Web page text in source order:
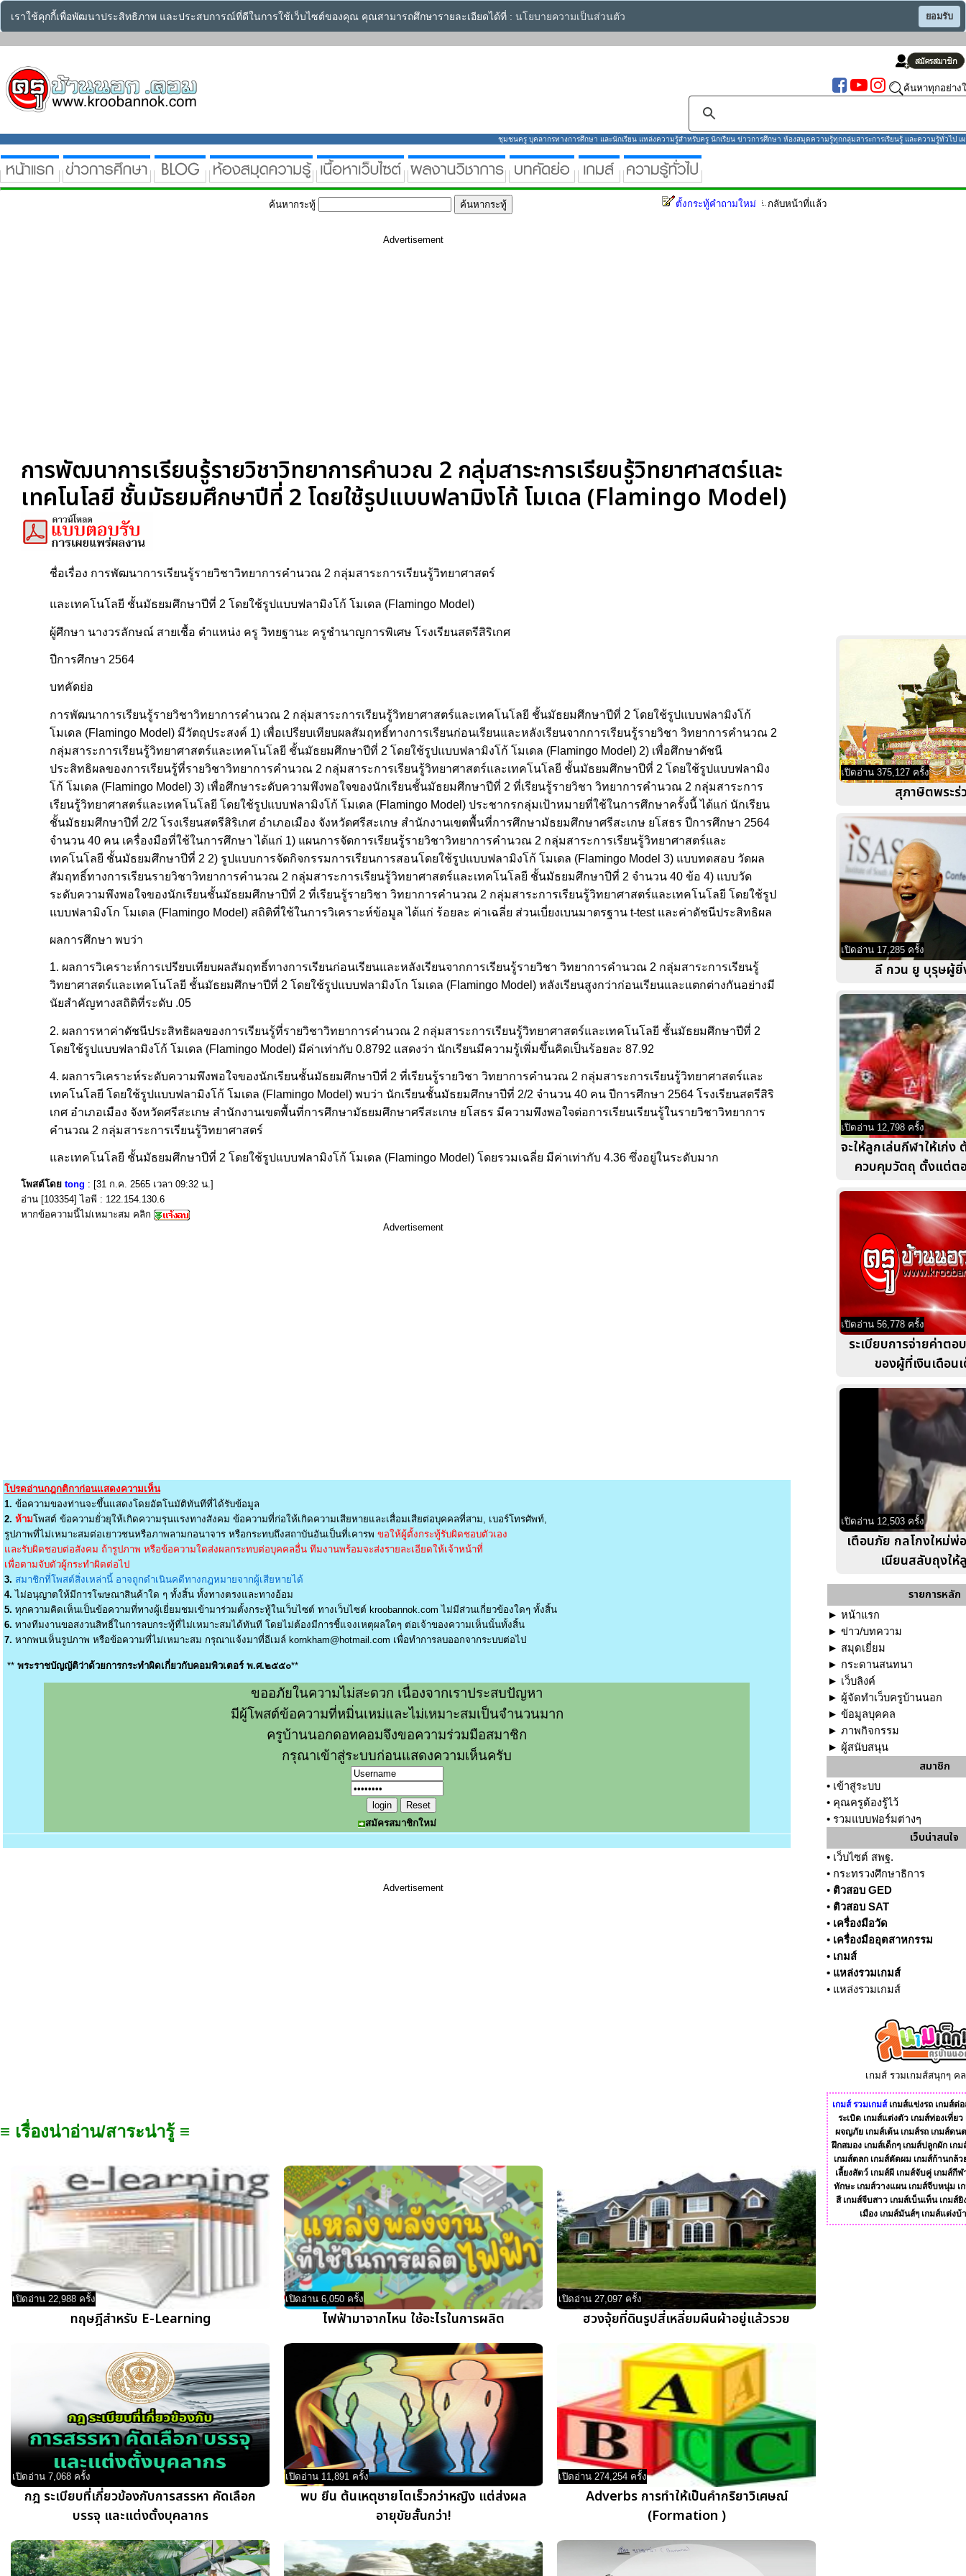
เราใช้คุกกี้เพื่อพัฒนาประสิทธิภาพ และประสบการณ์ที่ดีในการใช้เว็บไซต์ของคุณ คุณสามารถศึกษารายละเอียดได้ที่ : นโยบายความเป็นส่วนตัว ยอมรับ
ค้นหาทุกอย่าง
ชุมชนครู บุคลากรทางการศึกษา และนักเรียน แหล่งความรู้สำหรับครู นักเรียน ข่าวการศึกษา ห้องสมุดความรู้ทุกกลุ่มสาระการเรียนรู้ และความรู้ทั่วไป เ
ค้นหากระทู้ ตั้งกระทู้คำถามใหม่ กลับหน้าที่แล้ว
Advertisement
การพัฒนาการเรียนรู้รายวิชาวิทยาการคำนวณ 2 กลุ่มสาระการเรียนรู้วิทยาศาสตร์และ
เทคโนโลยี ชั้นมัธยมศึกษาปีที่ 2 โดยใช้รูปแบบฟลามิงโก้ โมเดล (Flamingo Model)
ชื่อเรื่อง การพัฒนาการเรียนรู้รายวิชาวิทยาการคำนวณ 2 กลุ่มสาระการเรียนรู้วิทยาศาสตร์
และเทคโนโลยี ชั้นมัธยมศึกษาปีที่ 2 โดยใช้รูปแบบฟลามิงโก้ โมเดล (Flamingo Model)
ผู้ศึกษา นางวรลักษณ์ สายเชื้อ ตำแหน่ง ครู วิทยฐานะ ครูชำนาญการพิเศษ โรงเรียนสตรีสิริเกศ
ปีการศึกษา 2564
บทคัดย่อ
การพัฒนาการเรียนรู้รายวิชาวิทยาการคำนวณ 2 กลุ่มสาระการเรียนรู้วิทยาศาสตร์และเทคโนโลยี ชั้นมัธยมศึกษาปีที่ 2 โดยใช้รูปแบบฟลามิงโก้
โมเดล (Flamingo Model) มีวัตถุประสงค์ 1) เพื่อเปรียบเทียบผลสัมฤทธิ์ทางการเรียนก่อนเรียนและหลังเรียนจากการเรียนรู้รายวิชา วิทยาการคำนวณ 2
กลุ่มสาระการเรียนรู้วิทยาศาสตร์และเทคโนโลยี ชั้นมัธยมศึกษาปีที่ 2 โดยใช้รูปแบบฟลามิงโก้ โมเดล (Flamingo Model) 2) เพื่อศึกษาดัชนี
ประสิทธิผลของการเรียนรู้ที่รายวิชาวิทยาการคำนวณ 2 กลุ่มสาระการเรียนรู้วิทยาศาสตร์และเทคโนโลยี ชั้นมัธยมศึกษาปีที่ 2 โดยใช้รูปแบบฟลามิง
โก้ โมเดล (Flamingo Model) 3) เพื่อศึกษาระดับความพึงพอใจของนักเรียนชั้นมัธยมศึกษาปีที่ 2 ที่เรียนรู้รายวิชา วิทยาการคำนวณ 2 กลุ่มสาระการ
เรียนรู้วิทยาศาสตร์และเทคโนโลยี โดยใช้รูปแบบฟลามิงโก้ โมเดล (Flamingo Model) ประชากรกลุ่มเป้าหมายที่ใช้ในการศึกษาครั้งนี้ ได้แก่ นักเรียน
ชั้นมัธยมศึกษาปีที่ 2/2 โรงเรียนสตรีสิริเกศ อำเภอเมือง จังหวัดศรีสะเกษ สำนักงานเขตพื้นที่การศึกษามัธยมศึกษาศรีสะเกษ ยโสธร ปีการศึกษา 2564
จำนวน 40 คน เครื่องมือที่ใช้ในการศึกษา ได้แก่ 1) แผนการจัดการเรียนรู้รายวิชาวิทยาการคำนวณ 2 กลุ่มสาระการเรียนรู้วิทยาศาสตร์และ
เทคโนโลยี ชั้นมัธยมศึกษาปีที่ 2 2) รูปแบบการจัดกิจกรรมการเรียนการสอนโดยใช้รูปแบบฟลามิงโก้ โมเดล (Flamingo Model 3) แบบทดสอบ วัดผล
สัมฤทธิ์ทางการเรียนรายวิชาวิทยาการคำนวณ 2 กลุ่มสาระการเรียนรู้วิทยาศาสตร์และเทคโนโลยี ชั้นมัธยมศึกษาปีที่ 2 จำนวน 40 ข้อ 4) แบบวัด
ระดับความพึงพอใจของนักเรียนชั้นมัธยมศึกษาปีที่ 2 ที่เรียนรู้รายวิชา วิทยาการคำนวณ 2 กลุ่มสาระการเรียนรู้วิทยาศาสตร์และเทคโนโลยี โดยใช้รูป
แบบฟลามิงโก โมเดล (Flamingo Model) สถิติที่ใช้ในการวิเคราะห์ข้อมูล ได้แก่ ร้อยละ ค่าเฉลี่ย ส่วนเบี่ยงเบนมาตรฐาน t-test และค่าดัชนีประสิทธิผล
ผลการศึกษา พบว่า
1. ผลการวิเคราะห์การเปรียบเทียบผลสัมฤทธิ์ทางการเรียนก่อนเรียนและหลังเรียนจากการเรียนรู้รายวิชา วิทยาการคำนวณ 2 กลุ่มสาระการเรียนรู้
วิทยาศาสตร์และเทคโนโลยี ชั้นมัธยมศึกษาปีที่ 2 โดยใช้รูปแบบฟลามิงโก โมเดล (Flamingo Model) หลังเรียนสูงกว่าก่อนเรียนและแตกต่างกันอย่างมี
นัยสำคัญทางสถิติที่ระดับ .05
2. ผลการหาค่าดัชนีประสิทธิผลของการเรียนรู้ที่รายวิชาวิทยาการคำนวณ 2 กลุ่มสาระการเรียนรู้วิทยาศาสตร์และเทคโนโลยี ชั้นมัธยมศึกษาปีที่ 2
โดยใช้รูปแบบฟลามิงโก้ โมเดล (Flamingo Model) มีค่าเท่ากับ 0.8792 แสดงว่า นักเรียนมีความรู้เพิ่มขึ้นคิดเป็นร้อยละ 87.92
4. ผลการวิเคราะห์ระดับความพึงพอใจของนักเรียนชั้นมัธยมศึกษาปีที่ 2 ที่เรียนรู้รายวิชา วิทยาการคำนวณ 2 กลุ่มสาระการเรียนรู้วิทยาศาสตร์และ
เทคโนโลยี โดยใช้รูปแบบฟลามิงโก้ โมเดล (Flamingo Model) พบว่า นักเรียนชั้นมัธยมศึกษาปีที่ 2/2 จำนวน 40 คน ปีการศึกษา 2564 โรงเรียนสตรีสิริ
เกศ อำเภอเมือง จังหวัดศรีสะเกษ สำนักงานเขตพื้นที่การศึกษามัธยมศึกษาศรีสะเกษ ยโสธร มีความพึงพอใจต่อการเรียนเรียนรู้ในรายวิชาวิทยาการ
คำนวณ 2 กลุ่มสาระการเรียนรู้วิทยาศาสตร์
และเทคโนโลยี ชั้นมัธยมศึกษาปีที่ 2 โดยใช้รูปแบบฟลามิงโก้ โมเดล (Flamingo Model) โดยรวมเฉลี่ย มีค่าเท่ากับ 4.36 ซึ่งอยู่ในระดับมาก
โพสต์โดย tong : [31 ก.ค. 2565 เวลา 09:32 น.]
อ่าน [103354] ไอพี : 122.154.130.6
หากข้อความนี้ไม่เหมาะสม คลิก
Advertisement
โปรดอ่านกฎกติกาก่อนแสดงความเห็น
1. ข้อความของท่านจะขึ้นแสดงโดยอัตโนมัติทันทีที่ได้รับข้อมูล
2. ห้ามโพสต์ ข้อความยั่วยุให้เกิดความรุนแรงทางสังคม ข้อความที่ก่อให้เกิดความเสียหายและเสื่อมเสียต่อบุคคลที่สาม, เบอร์โทรศัพท์,
รูปภาพที่ไม่เหมาะสมต่อเยาวชนหรือภาพลามกอนาจาร หรือกระทบถึงสถาบันอันเป็นที่เคารพ ขอให้ผู้ตั้งกระทู้รับผิดชอบตัวเอง
และรับผิดชอบต่อสังคม ถ้ารูปภาพ หรือข้อความใดส่งผลกระทบต่อบุคคลอื่น ทีมงานพร้อมจะส่งรายละเอียดให้เจ้าหน้าที่
เพื่อตามจับตัวผู้กระทำผิดต่อไป
3. สมาชิกที่โพสต์สิ่งเหล่านี้ อาจถูกดำเนินคดีทางกฎหมายจากผู้เสียหายได้
4. ไม่อนุญาตให้มีการโฆษณาสินค้าใด ๆ ทั้งสิ้น ทั้งทางตรงและทางอ้อม
5. ทุกความคิดเห็นเป็นข้อความที่ทางผู้เยี่ยมชมเข้ามาร่วมตั้งกระทู้ในเว็บไซต์ ทางเว็บไซต์ kroobannok.com ไม่มีส่วนเกี่ยวข้องใดๆ ทั้งสิ้น
6. ทางทีมงานขอสงวนสิทธิ์ในการลบกระทู้ที่ไม่เหมาะสมได้ทันที โดยไม่ต้องมีการชี้แจงเหตุผลใดๆ ต่อเจ้าของความเห็นนั้นทั้งสิ้น
7. หากพบเห็นรูปภาพ หรือข้อความที่ไม่เหมาะสม กรุณาแจ้งมาที่อีเมล์ kornkham@hotmail.com เพื่อทำการลบออกจากระบบต่อไป
** พระราชบัญญัติว่าด้วยการกระทำผิดเกี่ยวกับคอมพิวเตอร์ พ.ศ.๒๕๕๐**
ขออภัยในความไม่สะดวก เนื่องจากเราประสบปัญหา
มีผู้โพสต์ข้อความที่หมิ่นเหม่และไม่เหมาะสมเป็นจำนวนมาก
ครูบ้านนอกดอทคอมจึงขอความร่วมมือสมาชิก
กรุณาเข้าสู่ระบบก่อนแสดงความเห็นครับ
สมัครสมาชิกใหม่
Advertisement
≡ เรื่องน่าอ่าน/สาระน่ารู้ ≡
เปิดอ่าน 22,988 ครั้ง
ทฤษฎีสำหรับ E-Learning
เปิดอ่าน 6,050 ครั้ง
ไฟฟ้ามาจากไหน ใช้อะไรในการผลิต
เปิดอ่าน 27,097 ครั้ง
ฮวงจุ้ยที่ดินรูปสี่เหลี่ยมผืนผ้าอยู่แล้วรวย
เปิดอ่าน 7,068 ครั้ง
กฎ ระเบียบที่เกี่ยวข้องกับการสรรหา คัดเลือก
บรรจุ และแต่งตั้งบุคลากร
เปิดอ่าน 11,891 ครั้ง
พบ ยีน ต้นเหตุชายโตเร็วกว่าหญิง แต่ส่งผล
อายุขัยสั้นกว่า!
เปิดอ่าน 274,254 ครั้ง
Adverbs การทำให้เป็นคำกริยาวิเศษณ์
(Formation )
เปิดอ่าน 375,127 ครั้ง
สุภาษิตพระร่
เปิดอ่าน 17,285 ครั้ง
ลี กวน ยู บุรุษผู้
เปิดอ่าน 12,798 ครั้ง
จะให้ลูกเล่นกีฬาให้เก่ง
ควบคุมวัตถุ ตั้งแต่ต
เปิดอ่าน 56,778 ครั้ง
ระเบียบการจ่ายค่าต
ของผู้ที่เงินเดือน
เปิดอ่าน 12,503 ครั้ง
เตือนภัย กลโกงใหม่พ่
เนียนสลับถุงให้
รายการหลัก
► หน้าแรก
► ข่าว/บทความ
► สมุดเยี่ยม
► กระดานสนทนา
► เว็บลิงค์
► ผู้จัดทำเว็บครูบ้านนอก
► ข้อมูลบุคคล
► ภาพกิจกรรม
► ผู้สนับสนุน
สมาชิก
• เข้าสู่ระบบ
• คุณครูต้องรู้ไว้
• รวมแบบฟอร์มต่างๆ
เว็บน่าสนใจ
• เว็บไซต์ สพฐ.
• กระทรวงศึกษาธิการ
• ติวสอบ GED
• ติวสอบ SAT
• เครื่องมือวัด
• เครื่องมืออุตสาหกรรม
• เกมส์
• แหล่งรวมเกมส์
• แหล่งรวมเกมส์
เกมส์ รวมเกมส์สนุกๆ ค
เกมส์ รวมเกมส์ เกมส์แข่งรถ เกมส์ต่อ
ระเบิด เกมส์แต่งตัว เกมส์ท่องเที่ยว
ผจญภัย เกมส์เต้น เกมส์รถ เกมส์ดน
ฝึกสมอง เกมส์เด็กๆ เกมส์ปลูกผัก เก
เกมส์ตลก เกมส์ตัดผม เกมส์ก้านกล้ว
เลี้ยงสัตว์ เกมส์ผี เกมส์จับคู่ เกมส์กีฬ
ทักษะ เกมส์วางแผน เกมส์จีบหนุ่ม เ
สี เกมส์จีบสาว เกมส์เบ็นเท็น เกมส์ยิ
เมือง เกมส์มันส์ๆ เกมส์แต่งบ้